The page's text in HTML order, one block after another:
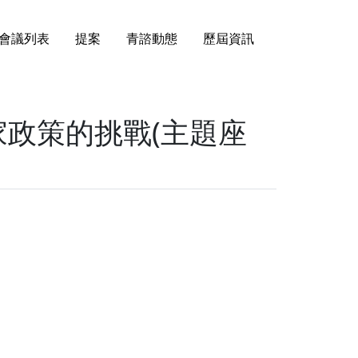
議列表 提案 青諮動態 歷屆資訊
策的挑戰(主題座